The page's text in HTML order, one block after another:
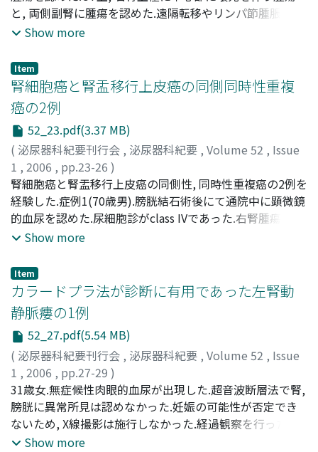
Tomoda, Takeshi;Yoshida, Minoru;Takase, Kazunori
Kishi, Hirokazu
と, 両側副腎に腫瘍を認めた.遠隔転移やリンパ節腫脹, 下
大静脈腫瘍塞栓は認めていない.右腎細胞癌の診断で, 右根
副腎摘出を行った後, 右根治的腎摘出術を行った.途中, 右
副腎処理中に副腎組織が一部残存したが, 明らかに正常組
織と思われ, 術後副腎クリーゼ, ホルモン補充療法を考慮し
て一部副腎組織を残した.病理組織学所見では右腎細胞癌,
両側副腎転移であった.術直後よりホルモン補充療法を行
った.副腎クリーゼなどの術後合併症は起きずに順調に経
過した.術後6ヵ月目に多発小結節の肺転移を認めたため,
インターフェロンの投与を行った.術後15ヵ月現在, 局所再
発や肺転移巣の増大・増加傾向なく生存している
Show more
Item
腎細胞癌と腎盂移行上皮癌の同側同時性重複
癌の2例
52_23.pdf(3.37 MB)
( 泌尿器科紀要刊行会 , 泌尿器科紀要 , Volume 52 , Issue
1 , 2006 , pp.23-26 )
林, 哲也;阿部, 豊文;中山, 治郎;岸川, 英史;関井, 謙一郎;
吉岡, 俊昭;板谷, 宏彬;Hayashi, Tetsuya;Abe, Toyofumi;
Nakayama, Jiro;Kishikawa, Hidefumi;Sekii, Kennichiro
Yoshioka, Toshiaki
腎細胞癌と腎盂移行上皮癌の同側性, 同時性重複癌の2例を
経験した.症例1(70歳男).膀胱結石術後にて通院中に顕微鏡
的血尿を認めた.尿細胞診がclass IVであった.右腎腫瘍, 右
腎盂腫瘍の診断で, 右腎尿管摘除術を施行した.術後4年4ヵ
2(54歳男).検診での腹部エコーで左腎外側に径2cm, 左腎
盂に径4cmの腫瘤を認めた.逆行性腎盂造影においては左
腎盂に不整な陰影欠損を認めた.画像所見上, 他臓器に腫瘍
は認めなかった.左腎腫瘍, 左腎盂腫瘍の診断で, 左腎尿管
摘除術を施行した.術後9ヵ月を経過した現在, 局所, 膀胱内
再発は認めていない
Show more
Item
カラードプラ法が診断に有用であった左腎動
静脈瘻の1例
52_27.pdf(5.54 MB)
( 泌尿器科紀要刊行会 , 泌尿器科紀要 , Volume 52 , Issue
1 , 2006 , pp.27-29 )
安倍, 弘和;西田, 剛;瀬川, 直樹;勝岡, 洋治;Abe, Hirokazu;
Nishida, Takeshi;Segawa, Naoki;Katsuoka, Yoji
31歳女.無症候性肉眼的血尿が出現した.超音波断層法で腎,
膀胱に異常所見は認めなかった.妊娠の可能性が否定でき
ないため, X線撮影は施行しなかった.経過観察を行ったが,
左腰背部の仙痛発作が出現し, 妊娠の可能性が否定された
Show more